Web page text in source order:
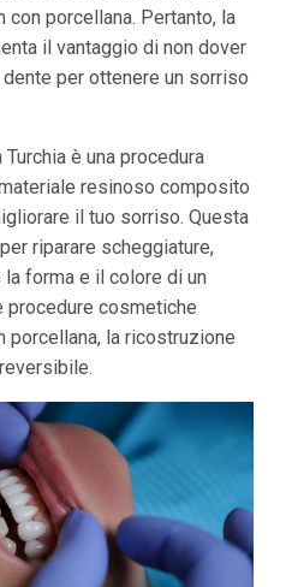
porcellana. Pertanto, la
il vantaggio di non dover
per ottenere un sorriso
è una procedura
resinoso composito
il tuo sorriso. Questa
riparare scheggiature,
forma e il colore di un
procedure cosmetiche
porcellana, la ricostruzione